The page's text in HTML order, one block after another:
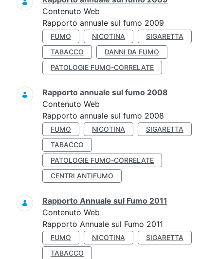
Contenuto Web
Rapporto annuale sul fumo 2009
FUMO NICOTINA
SIGARETTA
TABACCO
DANNI DA FUMO
PATOLOGIE FUMO-CORRELATE
Rapporto annuale sul fumo 2008
Contenuto Web
Rapporto annuale sul fumo 2008
FUMO NICOTINA
SIGARETTA
TABACCO
PATOLOGIE FUMO-CORRELATE
CENTRI ANTIFUMO
Rapporto Annuale sul Fumo 2011
Contenuto Web
Rapporto Annuale sul Fumo 2011
FUMO NICOTINA
SIGARETTA
TABACCO